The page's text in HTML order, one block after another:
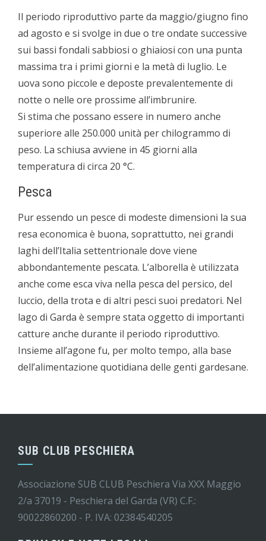
Il periodo riproduttivo parte da maggio/giugno fino
ad agosto e si svolge in due o tre ondate successive
sui bassi fondali sabbiosi o ghiaiosi con una punta
massima tra i primi giorni e la metà di luglio. Le
uova sono piccole e deposte prevalentemente di
notte o nelle ore prossime all’imbrunire.
Si stima che possano essere in numero anche
superiore alle 250.000 unità per chilogrammo di
peso. La schiusa avviene in 4­5 giorni alla
temperatura di circa 20 °C.
Pesca
Pur essendo un pesce di modeste dimensioni la sua
resa economica è buona, soprattutto, nei grandi
laghi dell’Italia settentrionale dove viene
abbondantemente pescata. L’alborella è utilizzata
anche come esca viva nella pesca del persico, del
luccio, della trota e di altri pesci suoi predatori. Nel
lago di Garda è sempre stata oggetto di importanti
catture anche durante il periodo riproduttivo.
Insieme all’agone fu, per molto tempo, alla base
dell’alimentazione quotidiana delle genti gardesane.
SUB CLUB PESCHIERA
Associazione SUB CLUB Peschiera Via XXX Maggio
2/a 37019 - Peschiera del Garda (VR) C.F.:
90022860200 - P. IVA: 02384540205